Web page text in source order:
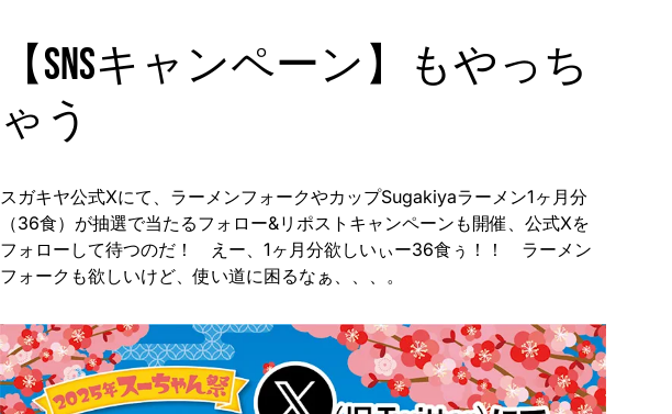
【SNSキャンペーン】もやっち
ゃう
スガキヤ公式Xにて、ラーメンフォークやカップSugakiyaラーメン1ヶ月分
（36食）が抽選で当たるフォロー&リポストキャンペーンも開催、公式Xを
フォローして待つのだ！ えー、1ヶ月分欲しいぃー36食ぅ！！ ラーメン
フォークも欲しいけど、使い道に困るなぁ、、、。